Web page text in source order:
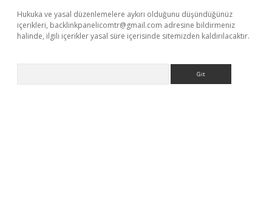
Hukuka ve yasal düzenlemelere aykırı olduğunu düşündüğünüz
içerikleri, backlinkpanelicomtr@gmail.com adresine bildirmeniz
halinde, ilgili içerikler yasal süre içerisinde sitemizden kaldırılacaktır.